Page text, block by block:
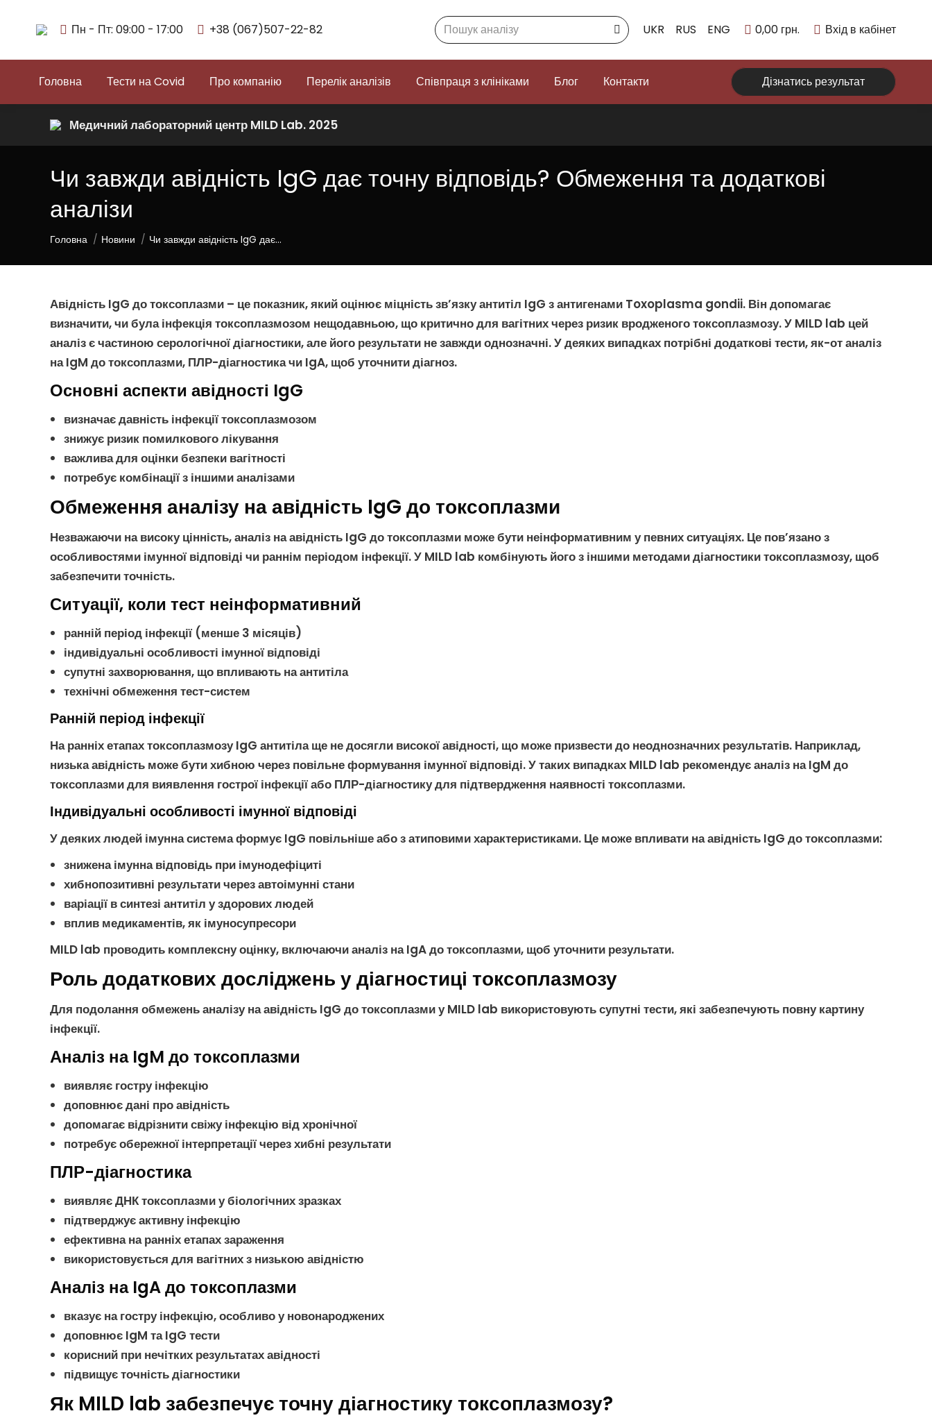
Пн - Пт: 09:00 - 17:00 +38 (067)507-22-82 Search: UKR RUS ENG 0,00 грн. Вхід в кабінет
Головна Тести на Covid Про компанію Перелік аналізів Співпраця з клініками Блог Контакти Дізнатись результат
Чи завжди авідність IgG дає точну відповідь? Обмеження та додаткові
аналізи
You are here:
Головна Новини Чи завжди авідність IgG дає…
Авідність IgG до токсоплазми – це показник, який оцінює міцність зв’язку антитіл IgG з антигенами Toxoplasma gondii. Він допомагає
визначити, чи булаінфекція токсоплазмозом нещодавньою, що критично для вагітних через ризик вродженого токсоплазмозу. У MILD lab цей
аналіз є частиною серологічної діагностики, але його результати не завжди однозначні. У деяких випадках потрібні додаткові тести, як-отаналіз
на IgM до токсоплазми, ПЛР-діагностикачи IgA, щоб уточнити діагноз.
Основні аспекти авідності IgG
визначає давність інфекції токсоплазмозом
знижує ризик помилковоголікування
важлива для оцінки безпеки вагітності
потребує комбінації з іншими аналізами
Обмеження аналізу на авідність IgG до токсоплазми
Незважаючи на високу цінність,аналіз на авідність IgG до токсоплазми може бути неінформативним у певних ситуаціях. Це пов’язано з
особливостями імунної відповіді чи раннім періодом інфекції. У MILD lab комбінують його з іншими методамидіагностики токсоплазмозу, щоб
забезпечити точність.
Ситуації, коли тест неінформативний
ранній період інфекції (менше 3 місяців)
індивідуальні особливості імунної відповіді
супутні захворювання, що впливають на антитіла
технічні обмеження тест-систем
Ранній період інфекції
На ранніх етапахтоксоплазмозу IgG антитіла ще не досягли високоїавідності, що може призвести до неоднозначних результатів. Наприклад,
низькаавідність може бути хибною через повільне формування імунної відповіді. У таких випадках MILD lab рекомендуєаналіз на IgM до
токсоплазмидля виявлення гострої інфекціїабо ПЛР-діагностикудля підтвердження наявності токсоплазми.
Індивідуальні особливості імунної відповіді
У деяких людей імунна система формує IgG повільніше або з атиповими характеристиками. Це може впливати наавідність IgG до токсоплазми:
знижена імунна відповідь при імунодефіциті
хибнопозитивні результати через автоімунні стани
варіації в синтезі антитіл у здорових людей
вплив медикаментів, як імуносупресори
MILD lab проводить комплексну оцінку, включаючианаліз на IgA до токсоплазми, щоб уточнити результати.
Роль додаткових досліджень у діагностиці токсоплазмозу
Для подолання обмеженьаналізу на авідність IgG до токсоплазмиу MILD lab використовують супутні тести, які забезпечують повну картину
інфекції.
Аналіз на IgM до токсоплазми
виявляє гостру інфекцію
доповнює дані проавідність
допомагає відрізнити свіжу інфекцію від хронічної
потребує обережної інтерпретації через хибні результати
ПЛР-діагностика
виявляє ДНКтоксоплазмиу біологічних зразках
підтверджує активнуінфекцію
ефективна на ранніх етапах зараження
використовується для вагітних з низькою авідністю
Аналіз на IgA до токсоплазми
вказує нагостру інфекцію, особливо у новонароджених
доповнює IgM таIgG тести
корисний при нечітких результатахавідності
підвищує точність діагностики
Як MILD lab забезпечує точну діагностику токсоплазмозу?
Медичний лабораторний центр MILD Lab. 2025